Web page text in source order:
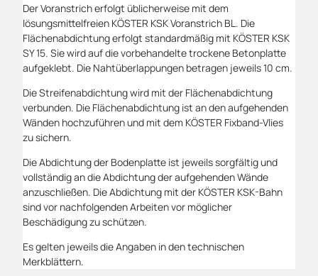
Der Voranstrich erfolgt üblicherweise mit dem
lösungsmittelfreien KÖSTER KSK Voranstrich BL. Die
Flächenabdichtung erfolgt standard­mäßig mit KÖSTER KSK
SY 15. Sie wird auf die vorbehandelte trockene Betonplatte
aufgeklebt. Die Nahtüberlappungen betragen jeweils 10 cm.
Die Streifenabdichtung wird mit der Flächenabdichtung
verbunden. Die Flächenabdichtung ist an den aufgehenden
Wänden hochzuführen und mit dem KÖSTER Fixband-Vlies
zu sichern.
Die Abdichtung der Bodenplatte ist jeweils sorgfältig und
vollständig an die Abdichtung der aufgehenden Wände
anzuschließen. Die Abdichtung mit der KÖSTER KSK-Bahn
sind vor nachfolgenden Arbeiten vor möglicher
Beschädigung zu schützen.
Es gelten jeweils die Angaben in den technischen
Merkblättern.